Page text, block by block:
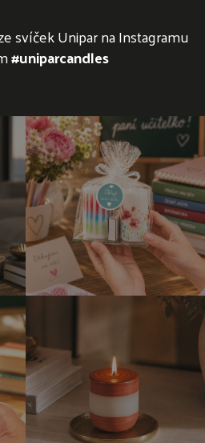
svíček Unipar na Instagramu
#uniparcandles